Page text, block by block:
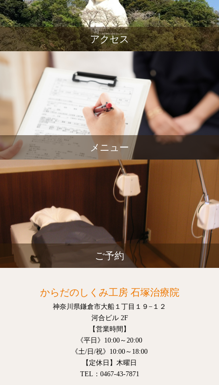
アクセス
メニュー
ご予約
からだのしくみ工房 石塚治療院
神奈川県鎌倉市大船１丁目１９−１２
河合ビル 2F
【営業時間】
《平日》10:00～20:00
《土/日/祝》10:00～18:00
【定休日】木曜日
TEL：0467-43-7871